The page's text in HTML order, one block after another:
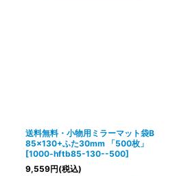
送料無料・小物用ミラーマット袋B
85×130+ふた30mm 「500枚」
[1000-hftb85-130--500]
9,559円(税込)